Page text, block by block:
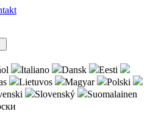
Italiano Dansk
Eesti
Lietuvos Magyar
Polski
Slovenský
Suomalainen